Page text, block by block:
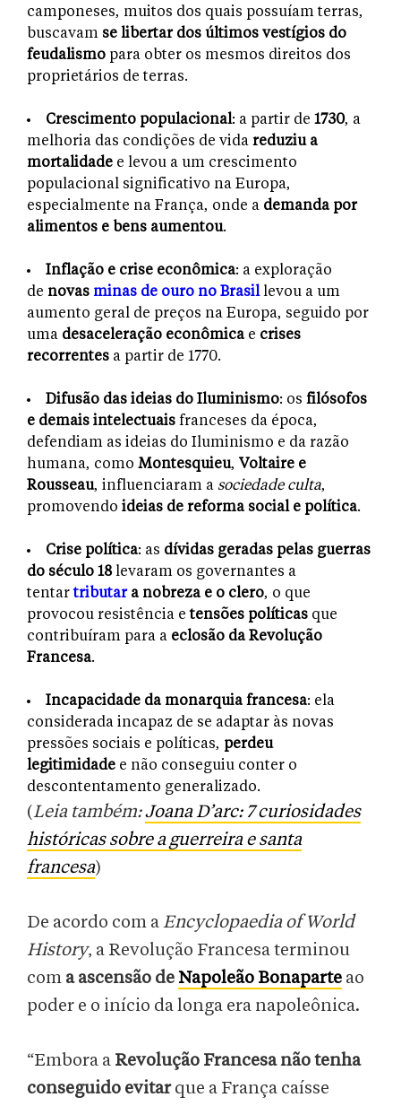
camponeses, muitos dos quais possuíam terras,
buscavam se libertar dos últimos vestígios do
feudalismo para obter os mesmos direitos dos
proprietários de terras.
Crescimento populacional: a partir de 1730, a
melhoria das condições de vida reduziu a
mortalidade e levou a um crescimento
populacional significativo na Europa,
especialmente na França, onde a demanda por
alimentos e bens aumentou.
Inflação e crise econômica: a exploração
de novas minas de ouro no Brasillevou a um
aumento geral de preços na Europa, seguido por
uma desaceleração econômica e crises
recorrentes a partir de 1770.
Difusão das ideias do Iluminismo: os filósofos
e demais intelectuais franceses da época,
defendiam as ideias do Iluminismo e da razão
humana, como Montesquieu, Voltaire e
Rousseau, influenciaram a sociedade culta,
promovendo ideias de reforma social e política.
Crise política: as dívidas geradas pelas guerras
do século 18levaram os governantes a
tentartributara nobreza e o clero, o que
provocou resistência etensões políticas que
contribuíram para a eclosão da Revolução
Francesa.
Incapacidade da monarquia francesa: ela
considerada incapaz de se adaptar às novas
pressões sociais e políticas, perdeu
legitimidade e não conseguiu conter o
descontentamento generalizado.
(Leia também:Joana D’arc: 7 curiosidades
históricas sobre a guerreira e santa
francesa)
De acordo com aEncyclopaedia of World
History, a Revolução Francesa terminou
com a ascensão de Napoleão Bonaparte ao
poder e o início da longa era napoleônica.
“Embora a Revolução Francesa não tenha
conseguido evitarque a França caísse